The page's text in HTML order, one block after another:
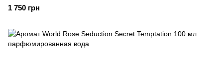
1 750 грн